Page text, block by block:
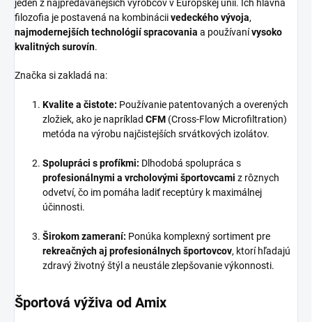
jeden z najpredávanejších výrobcov v Európskej únii. Ich hlavná
filozofia je postavená na kombináciivedeckého vývoja,
najmodernejších technológií spracovania a používanívysoko
kvalitných surovín.
Značka si zakladá na:
Kvalite a čistote: Používanie patentovaných a overených
zložiek, ako je napríklad CFM (Cross-Flow Microfiltration)
metóda na výrobu najčistejších srvátkových izolátov.
Spolupráci s profíkmi: Dlhodobá spolupráca s
profesionálnymi a vrcholovými športovcami z rôznych
odvetví, čo im pomáha ladiť receptúry k maximálnej
účinnosti.
Širokom zameraní: Ponúka komplexný sortiment pre
rekreačných aj profesionálnych športovcov, ktorí hľadajú
zdravý životný štýl a neustále zlepšovanie výkonnosti.
Športová výživa od Amix